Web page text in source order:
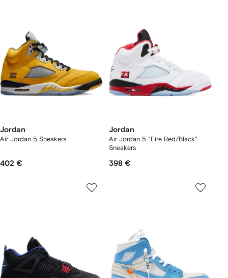
Jordan
Air Jordan 5 Sneakers
402 €
Jordan
Air Jordan 5 "Fire Red/Black"
Sneakers
398 €